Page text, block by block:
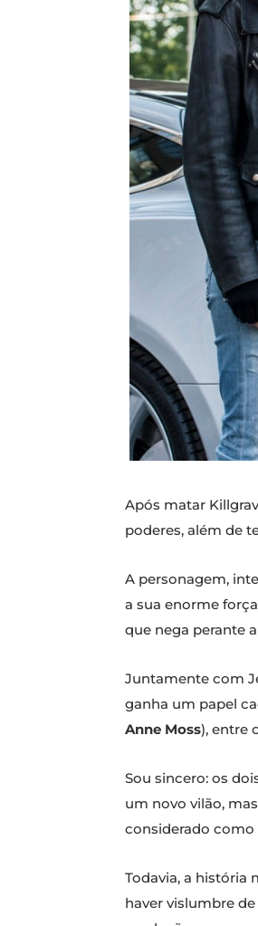
Após matar
poderes, além de
A personagem,
a sua enorme
que nega perante
Juntamente com
ganha um papel
Anne Moss), entre
Sou sincero: os
um novo vilão,
considerado como
Todavia, a história
haver vislumbre